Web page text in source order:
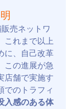
売ネットワ
これまで以上
に、自己改革
この進展が急
店舗で実施す
でのトラフィ
入感のある体